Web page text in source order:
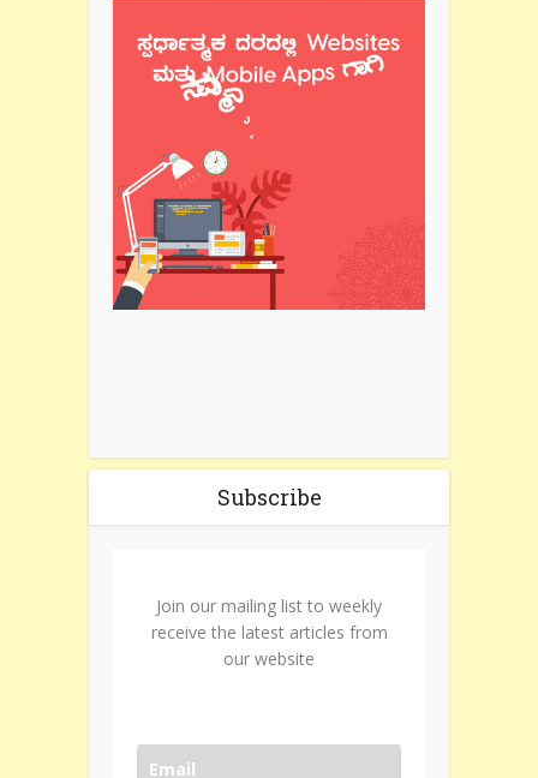
Subscribe
Join our mailing list to weekly
receive the latest articles from
our website